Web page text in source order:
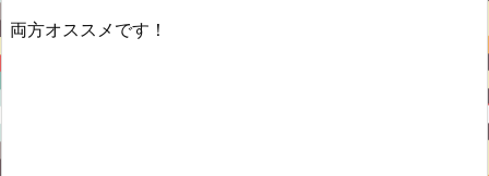
両方オススメです！